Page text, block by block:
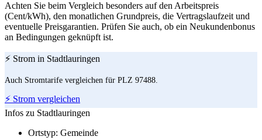
Achten Sie beim Vergleich besonders auf den Arbeitspreis
(Cent/kWh), den monatlichen Grundpreis, die Vertragslaufzeit und
eventuelle Preisgarantien. Prüfen Sie auch, ob ein Neukundenbonus
an Bedingungen geknüpft ist.
⚡ Strom in Stadtlauringen
Auch Stromtarife vergleichen für PLZ 97488.
⚡ Strom vergleichen
Infos zu Stadtlauringen
Ortstyp: Gemeinde